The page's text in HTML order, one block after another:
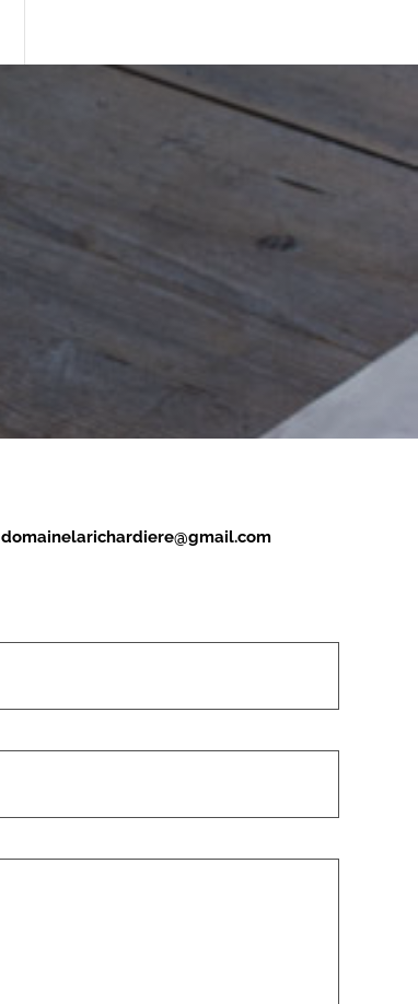
domainelarichardiere@gmail.com